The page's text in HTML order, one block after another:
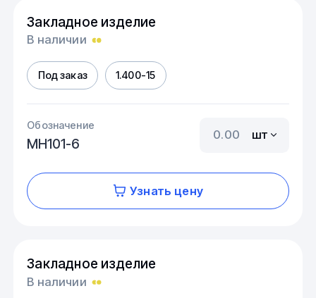
Закладное изделие
В наличии
Под заказ 1.400-15
Обозначение
МН101-6
шт
Узнать цену
Закладное изделие
В наличии